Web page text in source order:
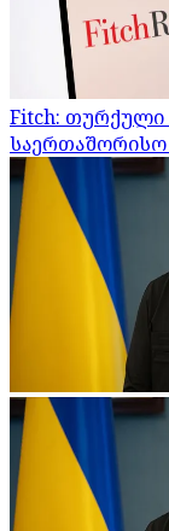
Fitch: თურქული
საერთაშორისო